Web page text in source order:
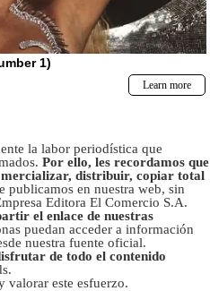
la labor periodística que
Por ello, les recordamos que
distribuir, copiar total
publicamos en nuestra web, sin
Editora El Comercio S.A.
el enlace de nuestras
puedan acceder a información
nuestra fuente oficial.
de todo el contenido
valorar este esfuerzo.